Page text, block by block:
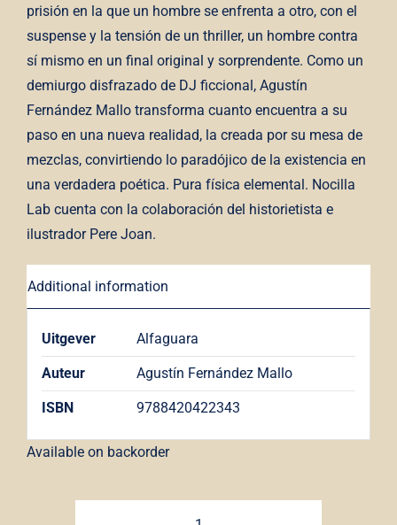
prisión en la que un hombre se enfrenta a otro, con el
suspense y la tensión de un thriller, un hombre contra
sí mismo en un final original y sorprendente. Como un
demiurgo disfrazado de DJ ficcional, Agustín
Fernández Mallo transforma cuanto encuentra a su
paso en una nueva realidad, la creada por su mesa de
mezclas, convirtiendo lo paradójico de la existencia en
una verdadera poética. Pura física elemental. Nocilla
Lab cuenta con la colaboración del historietista e
ilustrador Pere Joan.
Additional information
Uitgever Alfaguara
Auteur Agustín Fernández Mallo
ISBN 9788420422343
Available on backorder